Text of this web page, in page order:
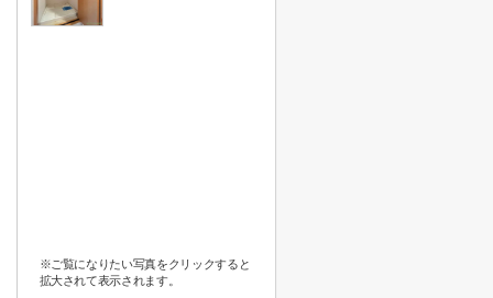
※ご覧になりたい写真をクリックすると
拡大されて表示されます。